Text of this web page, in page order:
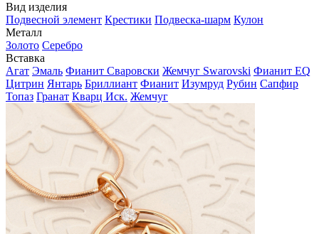
Вид изделия
Подвесной элемент Крестики Подвеска-шарм Кулон
Металл
Золото Серебро
Вставка
Агат Эмаль Фианит Сваровски Жемчуг Swarovski Фианит EQ
Цитрин Янтарь Бриллиант Фианит Изумруд Рубин Сапфир
Топаз Гранат Кварц Иск. Жемчуг